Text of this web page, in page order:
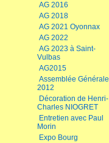
AG 2016
AG 2018
AG 2021 Oyonnax
AG 2022
AG 2023 à Saint-
Vulbas
AG2015
Assemblée Générale
2012
Décoration de Henri-
Charles NIOGRET
Entretien avec Paul
Morin
Expo Bourg